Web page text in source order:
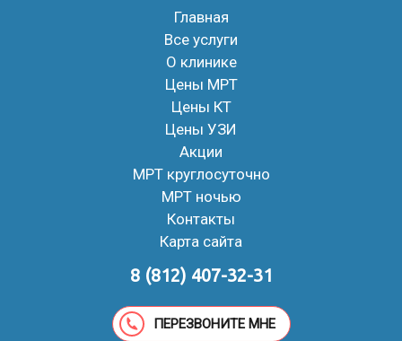
Главная
Все услуги
О клинике
Цены МРТ
Цены КТ
Цены УЗИ
Акции
МРТ круглосуточно
МРТ ночью
Контакты
Карта сайта
8 (812) 407-32-31
ПЕРЕЗВОНИТЕ МНЕ